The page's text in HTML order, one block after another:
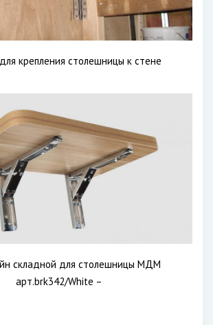
крепления столешницы к стене
складной для столешницы МДМ
арт.brk342/White –